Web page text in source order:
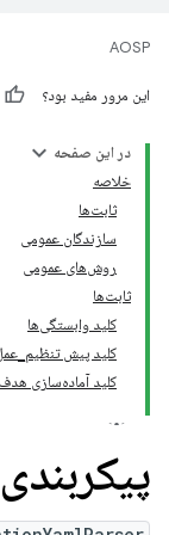
AOSP
این مرور مفید بود؟
در این صفحه
خلاصه
ثابت‌ها
سازندگان عمومی
روش‌های عمومی
ثابت‌ها
کلید وابستگی‌ها
کلید پیش
کلید آماده‌سازی هدف
پیکربندیYaml